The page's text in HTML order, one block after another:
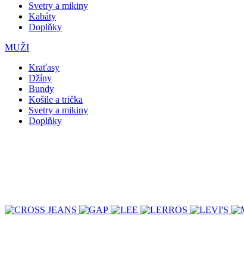
Svetry a mikiny
Kabáty
Doplňky
MUŽI
Kraťasy
Džíny
Bundy
Košile a trička
Svetry a mikiny
Doplňky